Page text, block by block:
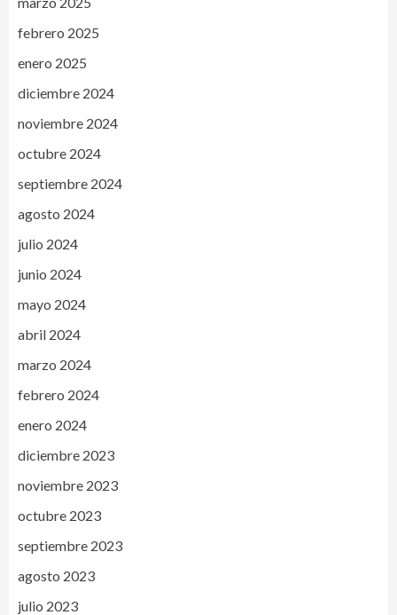
febrero 2025
enero 2025
diciembre 2024
noviembre 2024
octubre 2024
septiembre 2024
agosto 2024
julio 2024
junio 2024
mayo 2024
abril 2024
marzo 2024
febrero 2024
enero 2024
diciembre 2023
noviembre 2023
octubre 2023
septiembre 2023
agosto 2023
julio 2023